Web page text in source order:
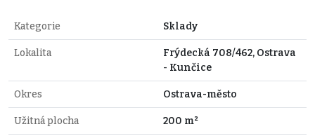
Kategorie Sklady
Lokalita
Frýdecká 708/462, Ostrava
- Kunčice
Okres Ostrava-město
Užitná plocha 200 m²